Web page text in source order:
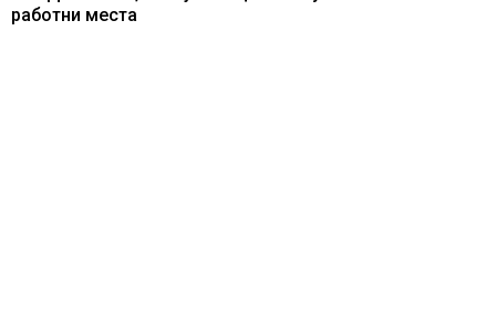
работни места